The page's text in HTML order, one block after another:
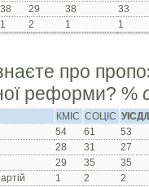
38 29 38
33
1 2 1 1
про
реформи? %
КМІС СОЦІС
54 61
53
28 31
27
29 35
35
1 2
2